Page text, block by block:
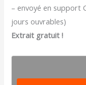
– envoyé en support
jours ouvrables)
Extrait gratuit !